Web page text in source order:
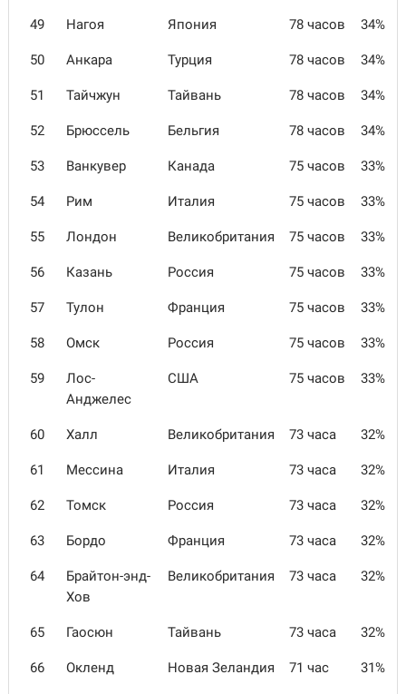
49 Нагоя Япония 78 часов 34%
50 Анкара Турция 78 часов 34%
51 Тайчжун Тайвань 78 часов 34%
52 Брюссель Бельгия 78 часов 34%
53 Ванкувер Канада 75 часов 33%
54 Рим Италия 75 часов 33%
55 Лондон Великобритания 75 часов 33%
56 Казань Россия 75 часов 33%
57 Тулон Франция 75 часов 33%
58 Омск Россия 75 часов 33%
59
Лос-
Анджелес
США 75 часов 33%
60 Халл Великобритания 73 часа 32%
61 Мессина Италия 73 часа 32%
62 Томск Россия 73 часа 32%
63 Бордо Франция 73 часа 32%
64
Брайтон-энд-
Хов
Великобритания 73 часа 32%
65 Гаосюн Тайвань 73 часа 32%
66 Окленд Новая Зеландия 71 час 31%